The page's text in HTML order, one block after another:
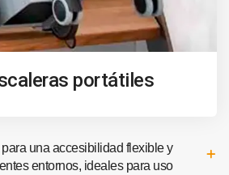
portátiles
una accesibilidad flexible y
entornos, ideales para uso